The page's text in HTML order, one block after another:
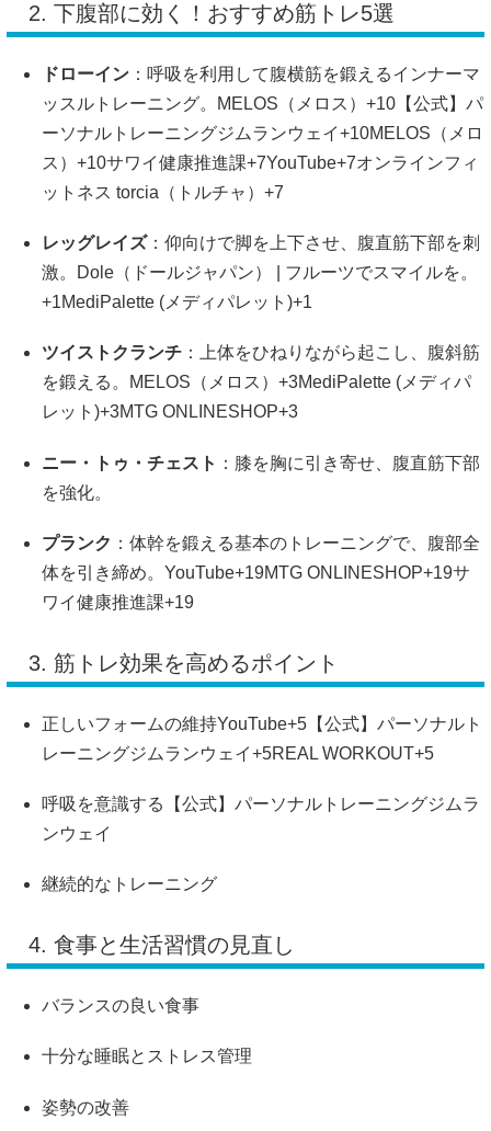
2. 下腹部に効く！おすすめ筋トレ5選
ドローイン ： 呼吸を利用して腹横筋を鍛えるインナーマ
ッスルトレーニング。
MELOS（メロス） +10 【公式】パ
ーソナルトレーニングジムランウェイ+10MELOS（メロ
ス） +10サワイ健康推進課+7YouTube+7オンラインフィ
ットネス torcia（トルチャ） +7
レッグレイズ： 仰向けで脚を上下させ、腹直筋下部を刺
激。
Dole（ドールジャパン） | フルーツでスマイルを。
+1MediPalette (メディパレット)+1
ツイストクランチ ：
上体をひねりながら起こし、腹斜筋
を鍛える。
MELOS（メロス） +3MediPalette (メディパ
レット)+3MTG ONLINESHOP+3
ニー・トゥ・チェスト ： 膝を胸に引き寄せ、腹直筋下部
を強化。
プランク ： 体幹を鍛える基本のトレーニングで、腹部全
体を引き締め。 YouTube+19MTG ONLINESHOP+19サ
ワイ健康推進課+19
3. 筋トレ効果を高めるポイント
正しいフォームの維持YouTube+5 【公式】パーソナルト
レーニングジムランウェイ+5REAL WORKOUT+5
呼吸を意識する
【公式】パーソナルトレーニングジムラ
ンウェイ
継続的なトレーニング
4. 食事と生活習慣の見直し
バランスの良い食事
十分な睡眠とストレス管理
姿勢の改善